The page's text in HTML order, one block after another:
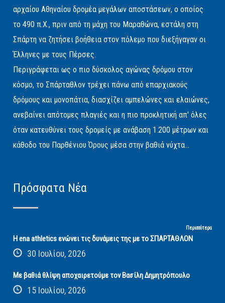
αρχαίου Αθηναίου δρομέα μεγάλων αποστάσεων, ο οποίος
το 490 π.Χ., πριν από τη μάχη του Μαραθώνα, εστάλη στη
Σπάρτη να ζητήσει βοήθεια στον πόλεμο που διεξήγαγαν οι
Έλληνες με τους Πέρσες.
Περιγράφεται ως ο πιο δύσκολος αγώνας δρόμου στον
κόσμο, το Σπάρταθλον τρέχει πάνω από επαρχιακούς
δρόμους και μονοπάτια, διασχίζει αμπελώνες και ελαιώνες,
ανεβαίνει απότομες πλαγιές και η πιο προκλητική απ' όλες
όταν κατευθύνει τους δρομείς με ανάβαση 1.200 μέτρων και
κάθοδο του Παρθένιου Όρους μέσα στην βαθιά νύχτα...
Πρόσφατα Νέα
Περισσότερα
Η ena athletics ενώνει τις δυνάμεις της με το ΣΠΑΡΤΑΘΛΟΝ
30 Ιουλίου, 2026
Με βαθιά θλίψη αποχαιρετούμε τον Βασίλη Δημητρόπουλο
15 Ιουλίου, 2026